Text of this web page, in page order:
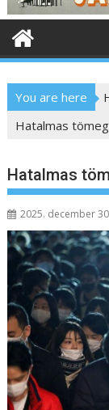
n
e
You are here
Hatalmas
Hatalmas
2025. december